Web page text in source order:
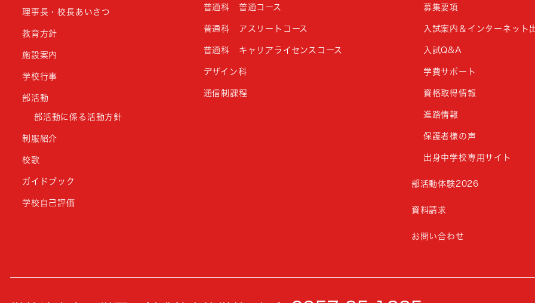
理事長・校長あいさつ
教育方針
施設案内
学校行事
部活動
部活動に係る活動方針
制服紹介
校歌
ガイドブック
学校自己評価
普通科 普通コース
普通科 アスリートコース
普通科 キャリアライセンスコース
デザイン科
通信制課程
募集要項
入試案内＆インターネット
入試Q&A
学費サポート
資格取得情報
進路情報
保護者様の声
出身中学校専用サイト
部活動体験2026
資料請求
お問い合わせ